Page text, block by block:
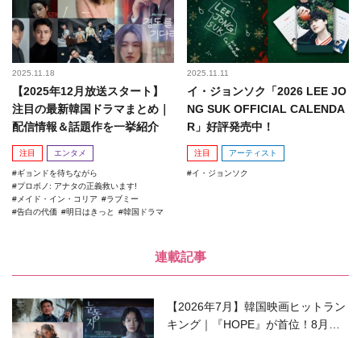
2025.11.18
【2025年12月放送スタート】
注目の最新韓国ドラマまとめ｜
配信情報＆話題作を一挙紹介
注目 エンタメ
ギョンドを待ちながら
プロボノ: アナタの正義救います!
メイド・イン・コリア
ラブミー
告白の代価
明日はきっと 韓国ドラマ
2025.11.11
イ・ジョンソク「2026 LEE JO
NG SUK OFFICIAL CALENDA
R」好評発売中！
注目 アーティスト
イ・ジョンソク
連載記事
【2026年7月】韓国映画ヒットラン
キング｜『HOPE』が首位！8月公